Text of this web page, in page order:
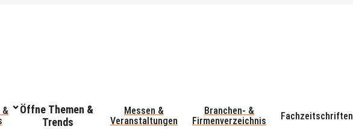
&
Öffne Themen &
Trends
Messen &
Veranstaltungen
Branchen- &
Firmenverzeichnis
Fachzeitschriften